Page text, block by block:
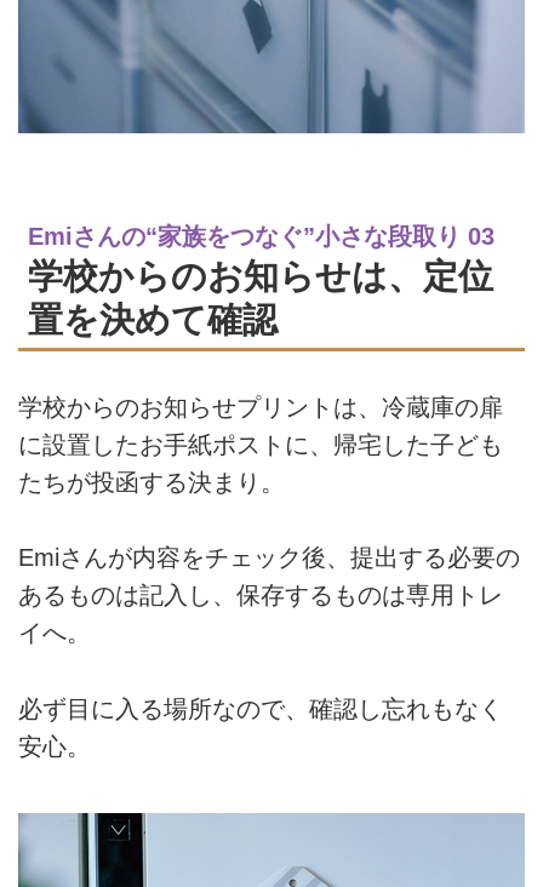
Emiさんの“家族をつなぐ”小さな段取り 03
学校からのお知らせは、定位
置を決めて確認
学校からのお知らせプリントは、冷蔵庫の扉
に設置したお手紙ポストに、帰宅した子ども
たちが投函する決まり。
Emiさんが内容をチェック後、提出する必要の
あるものは記入し、保存するものは専用トレ
イへ。
必ず目に入る場所なので、確認し忘れもなく
安心。